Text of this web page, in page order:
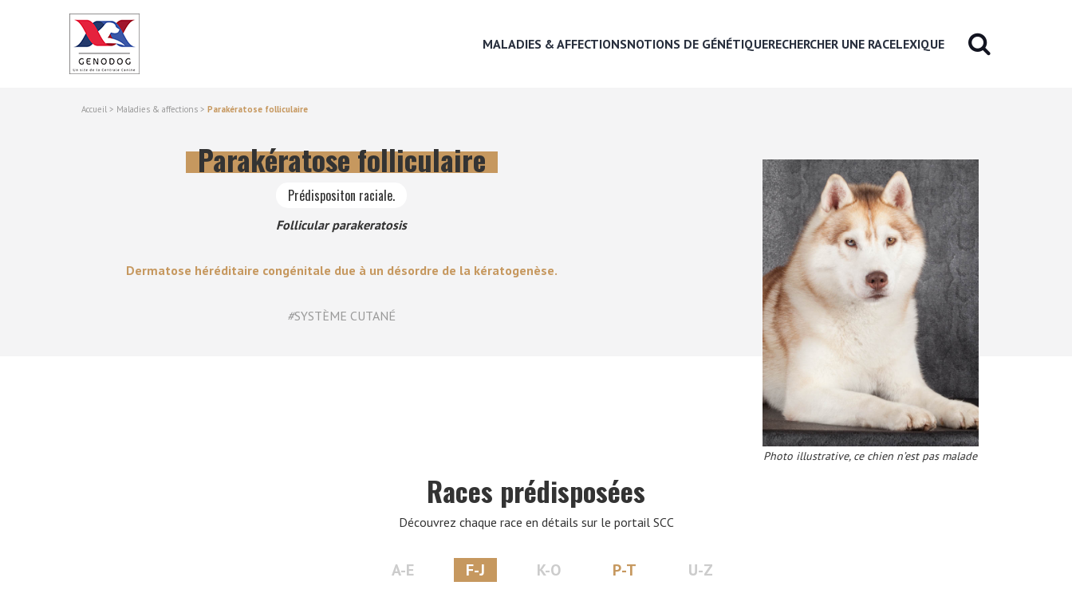
MALADIES & AFFECTIONS
RECHERCHER UNE RACE
MALADIES & AFFECTIONSNOTIONS DE GÉNÉTIQUERECHERCHER UNE RACELEXIQUE
Accueil > Maladies & affections > Parakératose folliculaire
Parakératose folliculaire
Prédispositon raciale.
Follicular parakeratosis
Dermatose héréditaire congénitale due à un désordre de la kératogenèse.
#SYSTÈME CUTANÉ
Photo illustrative, ce chien n’est pas malade
Races prédisposées
Découvrez chaque race en détails sur le portail SCC
A-E F-J K-O P-T U-Z